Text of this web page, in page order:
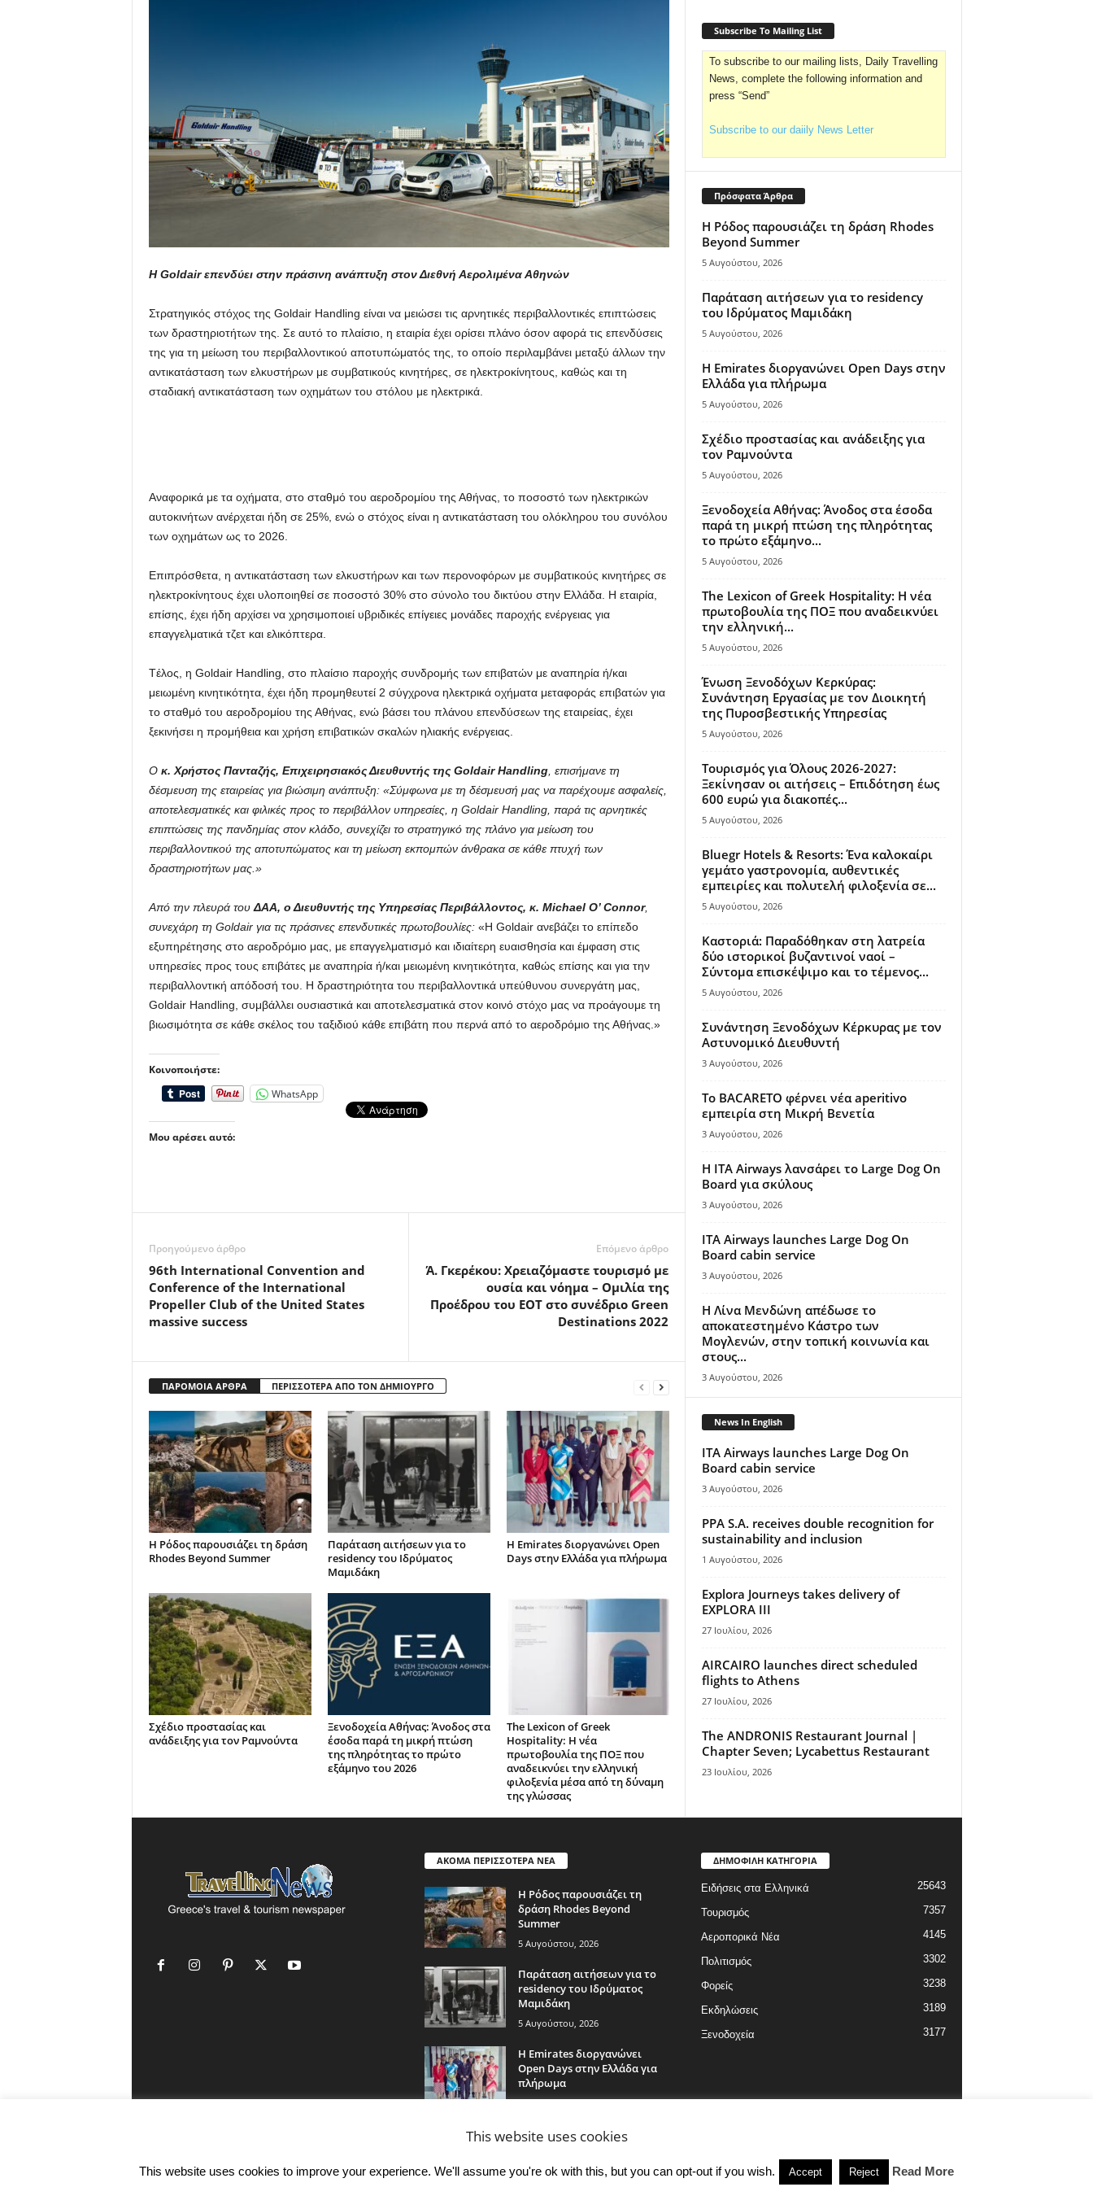
Η Goldair επενδύει στην πράσινη ανάπτυξη στον Διεθνή Αερολιμένα Αθηνών
Στρατηγικός στόχος της Goldair Handling είναι να μειώσει τις αρνητικές περιβαλλοντικές επιπτώσεις
των δραστηριοτήτων της. Σε αυτό το πλαίσιο, η εταιρία έχει ορίσει πλάνο όσον αφορά τις επενδύσεις
της για τη μείωση του περιβαλλοντικού αποτυπώματός της, το οποίο περιλαμβάνει μεταξύ άλλων την
αντικατάσταση των ελκυστήρων με συμβατικούς κινητήρες, σε ηλεκτροκίνητους, καθώς και τη
σταδιακή αντικατάσταση των οχημάτων του στόλου με ηλεκτρικά.
Αναφορικά με τα οχήματα, στο σταθμό του αεροδρομίου της Αθήνας, το ποσοστό των ηλεκτρικών
αυτοκινήτων ανέρχεται ήδη σε 25%, ενώ ο στόχος είναι η αντικατάσταση του ολόκληρου του συνόλου
των οχημάτων ως το 2026.
Επιπρόσθετα, η αντικατάσταση των ελκυστήρων και των περονοφόρων με συμβατικούς κινητήρες σε
ηλεκτροκίνητους έχει υλοποιηθεί σε ποσοστό 30% στο σύνολο του δικτύου στην Ελλάδα. Η εταιρία,
επίσης, έχει ήδη αρχίσει να χρησιμοποιεί υβριδικές επίγειες μονάδες παροχής ενέργειας για
επαγγελματικά τζετ και ελικόπτερα.
Tέλος, η Goldair Handling, στο πλαίσιο παροχής συνδρομής των επιβατών με αναπηρία ή/και
μειωμένη κινητικότητα, έχει ήδη προμηθευτεί 2 σύγχρονα ηλεκτρικά οχήματα μεταφοράς επιβατών για
το σταθμό του αεροδρομίου της Αθήνας, ενώ βάσει του πλάνου επενδύσεων της εταιρείας, έχει
ξεκινήσει η προμήθεια και χρήση επιβατικών σκαλών ηλιακής ενέργειας.
Ο κ. Χρήστος Πανταζής, Επιχειρησιακός Διευθυντής της Goldair Handling, επισήμανε τη
δέσμευση της εταιρείας για βιώσιμη ανάπτυξη: «Σύμφωνα με τη δέσμευσή μας να παρέχουμε ασφαλείς,
αποτελεσματικές και φιλικές προς το περιβάλλον υπηρεσίες, η Goldair Handling, παρά τις αρνητικές
επιπτώσεις της πανδημίας στον κλάδο, συνεχίζει το στρατηγικό της πλάνο για μείωση του
περιβαλλοντικού της αποτυπώματος και τη μείωση εκπομπών άνθρακα σε κάθε πτυχή των
δραστηριοτήτων μας.»
Από την πλευρά τουΔΑΑ, ο Διευθυντής της Υπηρεσίας Περιβάλλοντος, κ. Michael O’ Connor,
συνεχάρη τη Goldair για τις πράσινες επενδυτικές πρωτοβουλίες: «Η Goldair ανεβάζει το επίπεδο
εξυπηρέτησης στο αεροδρόμιο μας, με επαγγελματισμό και ιδιαίτερη ευαισθησία και έμφαση στις
υπηρεσίες προς τους επιβάτες με αναπηρία ή/και μειωμένη κινητικότητα, καθώς επίσης και για την
περιβαλλοντική απόδοσή του. Η δραστηριότητα του περιβαλλοντικά υπεύθυνου συνεργάτη μας,
Goldair Handling, συμβάλλει ουσιαστικά και αποτελεσματικά στον κοινό στόχο μας να προάγουμε τη
βιωσιμότητα σε κάθε σκέλος του ταξιδιού κάθε επιβάτη που περνά από το αεροδρόμιο της Αθήνας.»
Κοινοποιήστε:
WhatsApp
Μου αρέσει αυτό:
Προηγούμενο άρθρο
96th International Convention and
Conference of the International
Propeller Club of the United States
massive success
Επόμενο άρθρο
Ά. Γκερέκου: Χρειαζόμαστε τουρισμό με
ουσία και νόημα – Ομιλία της
Προέδρου του ΕΟΤ στο συνέδριο Green
Destinations 2022
ΠΑΡΟΜΟΙΑ ΑΡΘΡΑ ΠΕΡΙΣΣΟΤΕΡΑ ΑΠΟ ΤΟΝ ΔΗΜΙΟΥΡΓΟ
Η Ρόδος παρουσιάζει τη δράση
Rhodes Beyond Summer
Παράταση αιτήσεων για το
residency του Ιδρύματος
Μαμιδάκη
Η Emirates διοργανώνει Open
Days στην Ελλάδα για πλήρωμα
Σχέδιο προστασίας και
ανάδειξης για τον Ραμνούντα
Ξενοδοχεία Αθήνας: Άνοδος στα
έσοδα παρά τη μικρή πτώση
της πληρότητας το πρώτο
εξάμηνο του 2026
The Lexicon of Greek
Hospitality: Η νέα
πρωτοβουλία της ΠΟΞ που
αναδεικνύει την ελληνική
φιλοξενία μέσα από τη δύναμη
της γλώσσας
Subscribe To Mailing List
To subscribe to our mailing lists, Daily Travelling
News, complete the following information and
press “Send”
Subscribe to our daiily News Letter
Πρόσφατα Άρθρα
Η Ρόδος παρουσιάζει τη δράση Rhodes
Beyond Summer
5 Αυγούστου, 2026
Παράταση αιτήσεων για το residency
του Ιδρύματος Μαμιδάκη
5 Αυγούστου, 2026
Η Emirates διοργανώνει Open Days στην
Ελλάδα για πλήρωμα
5 Αυγούστου, 2026
Σχέδιο προστασίας και ανάδειξης για
τον Ραμνούντα
5 Αυγούστου, 2026
Ξενοδοχεία Αθήνας: Άνοδος στα έσοδα
παρά τη μικρή πτώση της πληρότητας
το πρώτο εξάμηνο...
5 Αυγούστου, 2026
The Lexicon of Greek Hospitality: Η νέα
πρωτοβουλία της ΠΟΞ που αναδεικνύει
την ελληνική...
5 Αυγούστου, 2026
Ένωση Ξενοδόχων Κερκύρας:
Συνάντηση Εργασίας με τον Διοικητή
της Πυροσβεστικής Υπηρεσίας
5 Αυγούστου, 2026
Τουρισμός για Όλους 2026-2027:
Ξεκίνησαν οι αιτήσεις – Επιδότηση έως
600 ευρώ για διακοπές...
5 Αυγούστου, 2026
Bluegr Hotels & Resorts: Ένα καλοκαίρι
γεμάτο γαστρονομία, αυθεντικές
εμπειρίες και πολυτελή φιλοξενία σε...
5 Αυγούστου, 2026
Καστοριά: Παραδόθηκαν στη λατρεία
δύο ιστορικοί βυζαντινοί ναοί –
Σύντομα επισκέψιμο και το τέμενος...
5 Αυγούστου, 2026
Συνάντηση Ξενοδόχων Κέρκυρας με τον
Αστυνομικό Διευθυντή
3 Αυγούστου, 2026
Το BACARETO φέρνει νέα aperitivo
εμπειρία στη Μικρή Βενετία
3 Αυγούστου, 2026
Η ITA Airways λανσάρει το Large Dog On
Board για σκύλους
3 Αυγούστου, 2026
ITA Airways launches Large Dog On
Board cabin service
3 Αυγούστου, 2026
Η Λίνα Μενδώνη απέδωσε το
αποκατεστημένο Κάστρο των
Μογλενών, στην τοπική κοινωνία και
στους...
3 Αυγούστου, 2026
News In English
ITA Airways launches Large Dog On
Board cabin service
3 Αυγούστου, 2026
PPA S.A. receives double recognition for
sustainability and inclusion
1 Αυγούστου, 2026
Explora Journeys takes delivery of
EXPLORA III
27 Ιουλίου, 2026
AIRCAIRO launches direct scheduled
flights to Athens
27 Ιουλίου, 2026
The ANDRONIS Restaurant Journal |
Chapter Seven; Lycabettus Restaurant
23 Ιουλίου, 2026
ΑΚΟΜΑ ΠΕΡΙΣΣΟΤΕΡΑ ΝΕΑ
Η Ρόδος παρουσιάζει τη
δράση Rhodes Beyond
Summer
5 Αυγούστου, 2026
Παράταση αιτήσεων για το
residency του Ιδρύματος
Μαμιδάκη
5 Αυγούστου, 2026
Η Emirates διοργανώνει
Open Days στην Ελλάδα για
πλήρωμα
5 Αυγούστου, 2026
ΔΗΜΟΦΙΛΗ ΚΑΤΗΓΟΡΙΑ
Ειδήσεις στα Ελληνικά 25643
Τουρισμός 7357
Αεροπορικά Νέα 4145
Πολιτισμός 3302
Φορείς 3238
Εκδηλώσεις 3189
Ξενοδοχεία 3177
©
This website uses cookies
This website uses cookies to improve your experience. We'll assume you're ok with this, but you can opt-out if you wish. Accept Reject Read More